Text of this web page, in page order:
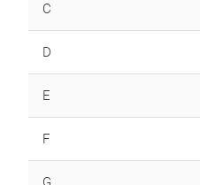
C
D
E
F